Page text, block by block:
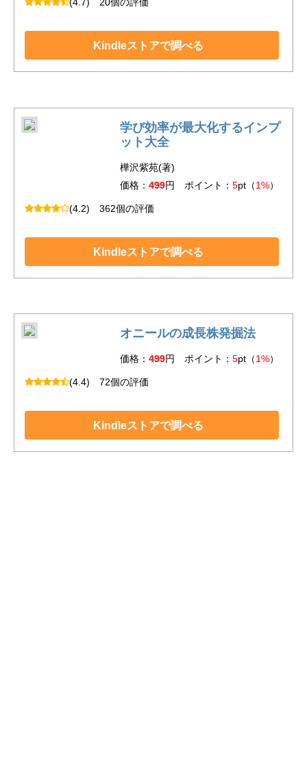
Kindleストアで調べる
学び効率が最大化するインプ
ット大全
樺沢紫苑(著)
価格： 499円 ポイント： 5pt（1%）
(4.2) 362個の評価
Kindleストアで調べる
オニールの成長株発掘法
価格： 499円 ポイント： 5pt（1%）
(4.4) 72個の評価
Kindleストアで調べる